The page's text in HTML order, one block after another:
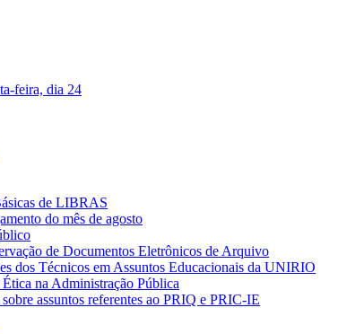
feira, dia 24
de LIBRAS
do mês de agosto
de Documentos Eletrônicos de Arquivo
dos Técnicos em Assuntos Educacionais da UNIRIO
na Administração Pública
assuntos referentes ao PRIQ e PRIC-IE